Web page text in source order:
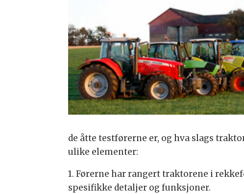
de åtte testførerne er, og hva slags
ulike elementer:
1. Førerne har rangert traktorene i
spesifikke detaljer og funksjoner.